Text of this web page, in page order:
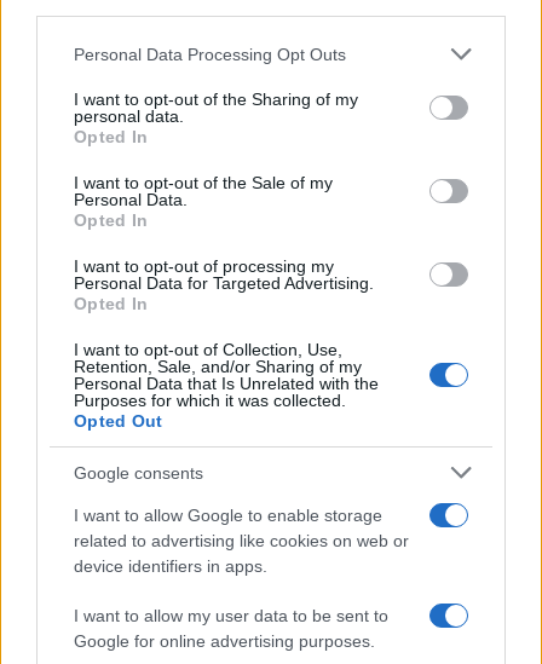
Please note that this website/app uses one or more Google
not limited to your visit or usage behaviour. You may click to
grant or deny consent to Google and its third-party tags to
use your data for below specified purposes in below Google
consent section.
Personal Data Processing Opt Outs
I want to opt-out of the Sharing of my
personal data.
Opted In
I want to opt-out of the Sale of my
Personal Data.
Opted In
I want to opt-out of processing my
Personal Data for Targeted Advertising.
Opted In
I want to opt-out of Collection, Use,
Retention, Sale, and/or Sharing of my
Personal Data that Is Unrelated with the
Purposes for which it was collected.
Opted Out
Google consents
I want to allow Google to enable storage
related to advertising like cookies on web or
device identifiers in apps.
I want to allow my user data to be sent to
Google for online advertising purposes.
Continua a leggere